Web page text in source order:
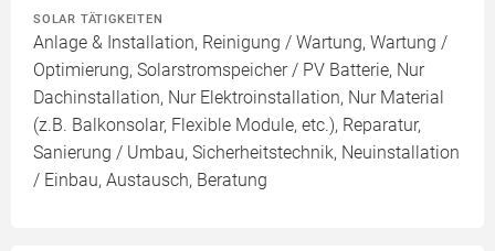
SOLAR TÄTIGKEITEN
Anlage & Installation, Reinigung / Wartung, Wartung /
Optimierung, Solarstromspeicher / PV Batterie, Nur
Dachinstallation, Nur Elektroinstallation, Nur Material
(z.B. Balkonsolar, Flexible Module, etc.), Reparatur,
Sanierung / Umbau, Sicherheitstechnik, Neuinstallation
/ Einbau, Austausch, Beratung